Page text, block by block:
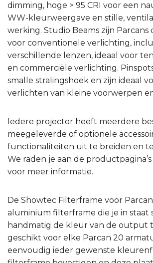
dimming, hoge > 95 CRI voor een
WW-kleurweergave en stille,
werking. Studio Beams zijn Parcans
voor conventionele verlichting,
verschillende lenzen, ideaal voor
en commerciële verlichting.
smalle stralingshoek en zijn ideaal
verlichten van kleine voorwerpen
Iedere projector heeft meerdere
meegeleverde of optionele
functionaliteiten uit te breiden en
We raden je aan de
voor meer informatie.
De Showtec Filterframe voor
aluminium filterframe die je in staat
handmatig de kleur van de output
geschikt voor elke Parcan 20
eenvoudig ieder gewenste